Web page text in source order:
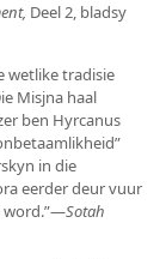
Deel 2, bladsy
wetlike tradisie
Misjna haal
ben Hyrcanus
in die
eerder deur vuur
word.”—Sotah